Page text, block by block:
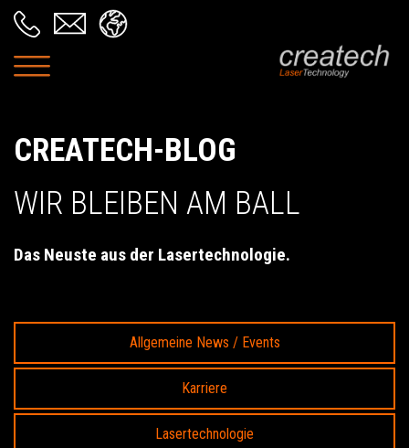
CREATECH-BLOG
WIR BLEIBEN AM BALL
Das Neuste aus der Lasertechnologie.
Allgemeine News / Events
Karriere
Lasertechnologie